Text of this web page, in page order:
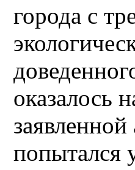
города с
оказалось
попытался